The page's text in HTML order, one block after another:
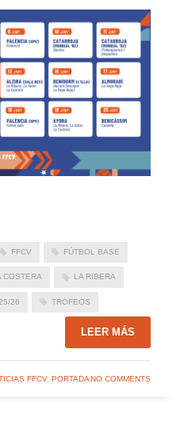
FFCV FÚTBOL BASE
COSTERA LA RIBERA
26 TROFEOS
LEER MÁS
FFCV, PORTADANO COMMENTS